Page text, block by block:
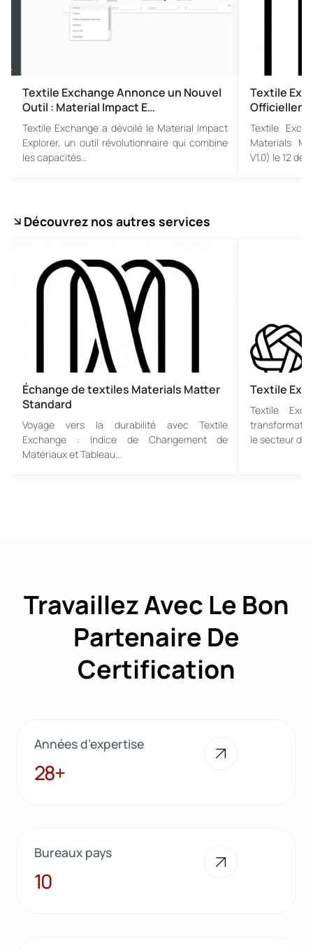
Textile Exchange Annonce un Nouvel
Outil : Material Impact E…
Textile Exchange a dévoilé le Material Impact
Explorer, un outil révolutionnaire qui combine
les capacités…
Textile
Textile
Materials
V1.0) le 12
Découvrez nos autres services
Échange de textiles Materials Matter
Standard
Voyage vers la durabilité avec Textile
Exchange : Indice de Changement de
Matériaux et Tableau…
Textile
Textile
le secteur de
Travaillez Avec Le Bon
Partenaire De
Certification
Années d’expertise
28+
28+
Bureaux pays
10
10